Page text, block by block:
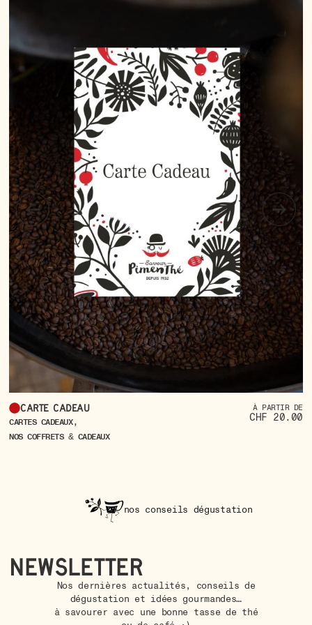
Carte cadeau
CARTES CADEAUX,
NOS COFFRETS & CADEAUX
À PARTIR DE
CHF 20.00
nos conseils dégustation
Newsletter
Nos dernières actualités, conseils de
dégustation et idées gourmandes…
à savourer avec une bonne tasse de thé